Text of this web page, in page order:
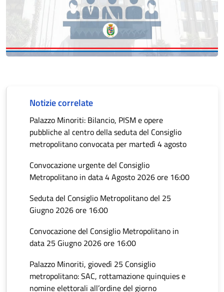
Notizie correlate
Palazzo Minoriti: Bilancio, PISM e opere
pubbliche al centro della seduta del Consiglio
metropolitano convocata per martedì 4 agosto
Convocazione urgente del Consiglio
Metropolitano in data 4 Agosto 2026 ore 16:00
Seduta del Consiglio Metropolitano del 25
Giugno 2026 ore 16:00
Convocazione del Consiglio Metropolitano in
data 25 Giugno 2026 ore 16:00
Palazzo Minoriti, giovedì 25 Consiglio
metropolitano: SAC, rottamazione quinquies e
nomine elettorali all’ordine del giorno